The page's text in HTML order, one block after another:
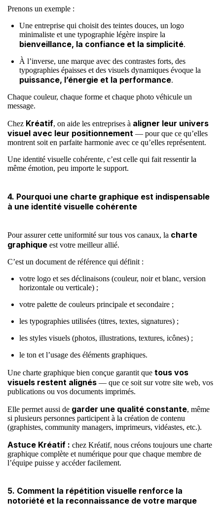
Prenons un exemple :
Une entreprise qui choisit des teintes douces, un logo
minimaliste et une typographie légère inspire la
bienveillance, la confiance et la simplicité.
À l’inverse, une marque avec des contrastes forts, des
typographies épaisses et des visuels dynamiques évoque la
puissance, l’énergie et la performance.
Chaque couleur, chaque forme et chaque photo véhicule un
message.
Chez Kréatif, on aide les entreprises à aligner leur univers
visuel avec leur positionnement — pour que ce qu’elles
montrent soit en parfaite harmonie avec ce qu’elles représentent.
Une identité visuelle cohérente, c’est celle qui fait ressentir la
même émotion, peu importe le support.
4. Pourquoi une charte graphique est indispensable
à une identité visuelle cohérente
Pour assurer cette uniformité sur tous vos canaux, la charte
graphique est votre meilleur allié.
C’est un document de référence qui définit :
votre logo et ses déclinaisons (couleur, noir et blanc, version
horizontale ou verticale) ;
votre palette de couleurs principale et secondaire ;
les typographies utilisées (titres, textes, signatures) ;
les styles visuels (photos, illustrations, textures, icônes) ;
le ton et l’usage des éléments graphiques.
Une charte graphique bien conçue garantit que tous vos
visuels restent alignés — que ce soit sur votre site web, vos
publications ou vos documents imprimés.
Elle permet aussi de garder une qualité constante, même
si plusieurs personnes participent à la création de contenu
(graphistes, community managers, imprimeurs, vidéastes, etc.).
Astuce Kréatif : chez Kréatif, nous créons toujours une charte
graphique complète et numérique pour que chaque membre de
l’équipe puisse y accéder facilement.
5. Comment la répétition visuelle renforce la
notoriété et la reconnaissance de votre marque